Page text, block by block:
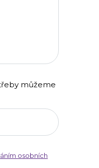
můžeme
osobních